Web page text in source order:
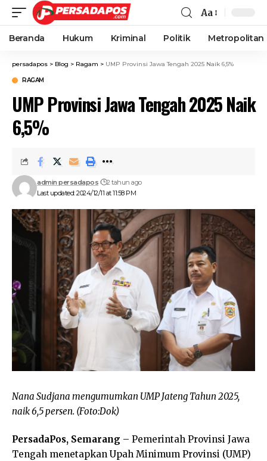
Aa
Beranda Hukum Kriminal Politik Metropolitan
persadapos > Blog > Ragam > UMP Provinsi Jawa Tengah 2025 Naik 6,5%
RAGAM
UMP Provinsi Jawa Tengah 2025 Naik
6,5%
Last updated: 2024/12/11 at 11:58 PM
admin persadapos 2 tahun ago
Nana Sudjana mengumumkan UMP Jateng Tahun 2025,
naik 6,5 persen. (Foto:Dok)
PersadaPos, Semarang – Pemerintah Provinsi Jawa
Tengah menetapkan Upah Minimum Provinsi (UMP)